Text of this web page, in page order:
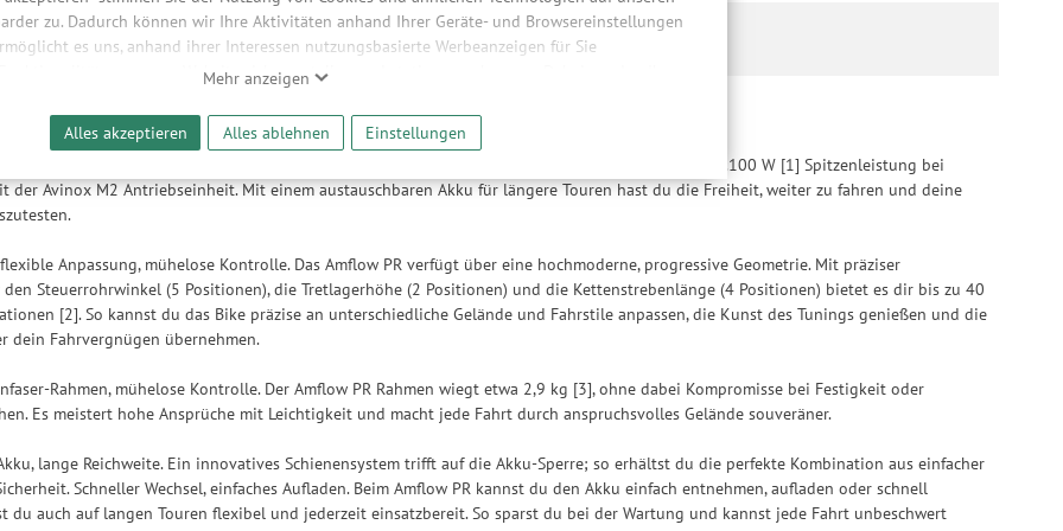
zu. Dadurch können wir Ihre Aktivitäten anhand Ihrer Geräte- und Browsereinstellungen
es uns, anhand ihrer Interessen nutzungsbasierte Werbeanzeigen für Sie
unserer Website sicherzustellen und stetig zu verbessern. Dabei werden Ihre
und Werbepartner weitergegeben. Die Verarbeitung erfolgt ausschließlich zum Zwecke
Inhalten und der Durchführung von statistischer Analyse, Reichweitenmessungen,
und nutzungsbasierter Werbung. Informationen zu den einzelnen Funktionen, den
nicht erforderlich und gilt, bis sie widerrufen wird. Sie können Ihre Einwilligung unter
für bestimmte Drittanbieter erteilen und jederzeit für die Zukunft widerrufen.
Mehr anzeigen
Alles akzeptieren Alles ablehnen Einstellungen
jeden Gipfel.
auffälliges Design mit einem Vollcarbon-Rahmen und liefert bis zu 125 Nm [1] Drehmoment sowie 1.100 W [1] Spitzenleistung bei
der Avinox M2 Antriebseinheit. Mit einem austauschbaren Akku für längere Touren hast du die Freiheit, weiter zu fahren und deine
Anpassung, mühelose Kontrolle. Das Amflow PR verfügt über eine hochmoderne, progressive Geometrie. Mit präziser
Steuerrohrwinkel (5 Positionen), die Tretlagerhöhe (2 Positionen) und die Kettenstrebenlänge (4 Positionen) bietet es dir bis zu 40
[2]. So kannst du das Bike präzise an unterschiedliche Gelände und Fahrstile anpassen, die Kunst des Tunings genießen und die
dein Fahrvergnügen übernehmen.
Rahmen, mühelose Kontrolle. Der Amflow PR Rahmen wiegt etwa 2,9 kg [3], ohne dabei Kompromisse bei Festigkeit oder
Es meistert hohe Ansprüche mit Leichtigkeit und macht jede Fahrt durch anspruchsvolles Gelände souveräner.
lange Reichweite. Ein innovatives Schienensystem trifft auf die Akku-Sperre; so erhältst du die perfekte Kombination aus einfacher
Schneller Wechsel, einfaches Aufladen. Beim Amflow PR kannst du den Akku einfach entnehmen, aufladen oder schnell
du auch auf langen Touren flexibel und jederzeit einsatzbereit. So sparst du bei der Wartung und kannst jede Fahrt unbeschwert